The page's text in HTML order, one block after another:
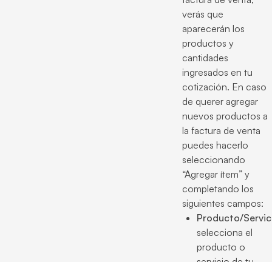
verás que
aparecerán los
productos y
cantidades
ingresados en tu
cotización. En caso
de querer agregar
nuevos productos a
la factura de venta
puedes hacerlo
seleccionando
“Agregar ítem” y
completando los
siguientes campos:
Producto/
selecciona el
producto o